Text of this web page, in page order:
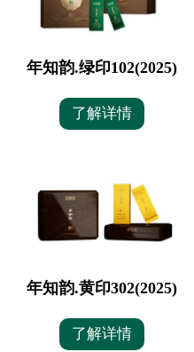
年知韵.绿印102(2025)
了解详情
年知韵.黄印302(2025)
了解详情